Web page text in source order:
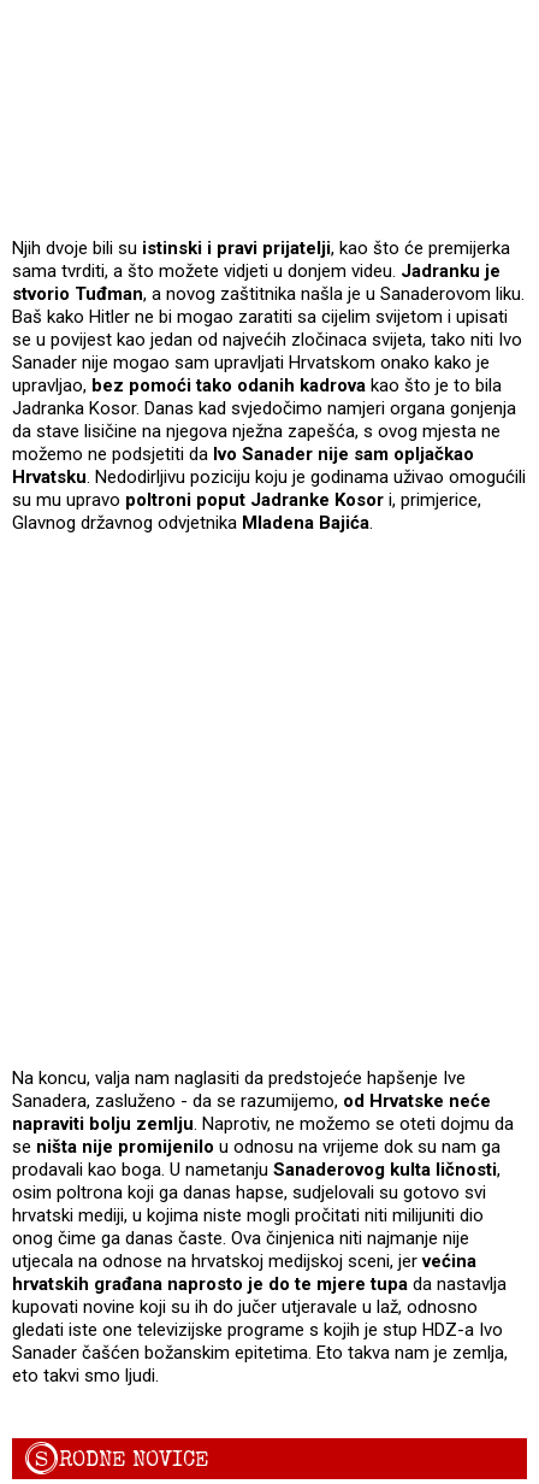
Njih dvoje bili su istinski i pravi prijatelji, kao što će premijerka
sama tvrditi, a što možete vidjeti u donjem videu. Jadranku je
stvorio Tuđman, a novog zaštitnika našla je u Sanaderovom liku.
Baš kako Hitler ne bi mogao zaratiti sa cijelim svijetom i upisati
se u povijest kao jedan od najvećih zločinaca svijeta, tako niti Ivo
Sanader nije mogao sam upravljati Hrvatskom onako kako je
upravljao, bez pomoći tako odanih kadrova kao što je to bila
Jadranka Kosor. Danas kad svjedočimo namjeri organa gonjenja
da stave lisičine na njegova nježna zapešća, s ovog mjesta ne
možemo ne podsjetiti da Ivo Sanader nije sam opljačkao
Hrvatsku. Nedodirljivu poziciju koju je godinama uživao omogućili
su mu upravo poltroni poput Jadranke Kosor i, primjerice,
Glavnog državnog odvjetnika Mladena Bajića.
Na koncu, valja nam naglasiti da predstojeće hapšenje Ive
Sanadera, zasluženo - da se razumijemo, od Hrvatske neće
napraviti bolju zemlju. Naprotiv, ne možemo se oteti dojmu da
se ništa nije promijenilo u odnosu na vrijeme dok su nam ga
prodavali kao boga. U nametanju Sanaderovog kulta ličnosti,
osim poltrona koji ga danas hapse, sudjelovali su gotovo svi
hrvatski mediji, u kojima niste mogli pročitati niti milijuniti dio
onog čime ga danas časte. Ova činjenica niti najmanje nije
utjecala na odnose na hrvatskoj medijskoj sceni, jervećina
hrvatskih građana naprosto je do te mjere tupa da nastavlja
kupovati novine koji su ih do jučer utjeravale u laž, odnosno
gledati iste one televizijske programe s kojih je stup HDZ-a Ivo
Sanader čašćen božanskim epitetima. Eto takva nam je zemlja,
eto takvi smo ljudi.
SRODNE NOVICE